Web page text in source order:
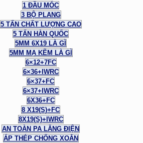
1 ĐẦU MÓC
3 BỘ PLANG
5 TẤN CHẤT LƯỢNG CAO
5 TẤN HÀN QUỐC
5MM 6X19 LÀ GÌ
5MM MẠ KẼM LÀ GÌ
6×12+7FC
6×36+IWRC
6×37+FC
6×37+IWRC
6X36+FC
8 X19(S)+FC
8X19(S)+IWRC
AN TOÀN PA LĂNG ĐIỆN
ÁP THÉP CHỐNG XOẮN